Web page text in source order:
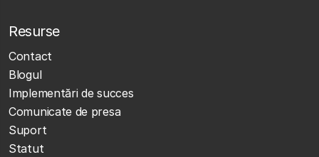
Resurse
Contact
Blogul
Implementări de succes
Comunicate de presa
Suport
Statut